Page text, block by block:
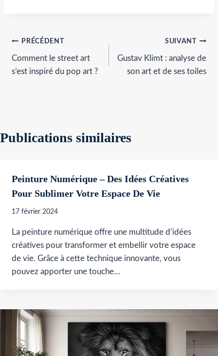
Navigation
de
PRÉCÉDENT
Comment le street art
s’est inspiré du pop art ?
SUIVANT
Gustav Klimt : analyse de
son art et de ses toiles
Publications similaires
Peinture Numérique – Des Idées Créatives
Pour Sublimer Votre Espace De Vie
17 février 2024
La peinture numérique offre une multitude d’idées
créatives pour transformer et embellir votre espace
de vie. Grâce à cette technique innovante, vous
pouvez apporter une touche…